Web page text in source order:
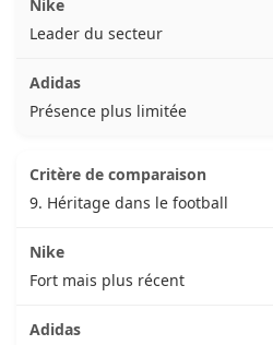
Leader du secteur
Présence plus limitée
9. Héritage dans le football
Fort mais plus récent